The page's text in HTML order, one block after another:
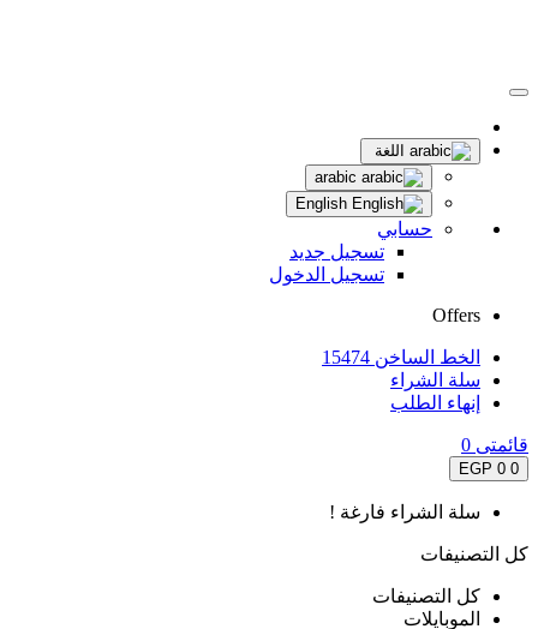
اللغة
حسابي
تسجيل جديد
تسجيل الدخول
Offers
الخط الساخن 15474
سلة الشراء
إنهاء الطلب
قائمتى 0
0
0 EGP
سلة الشراء فارغة !
كل التصنيفات
كل التصنيفات
الموبايلات